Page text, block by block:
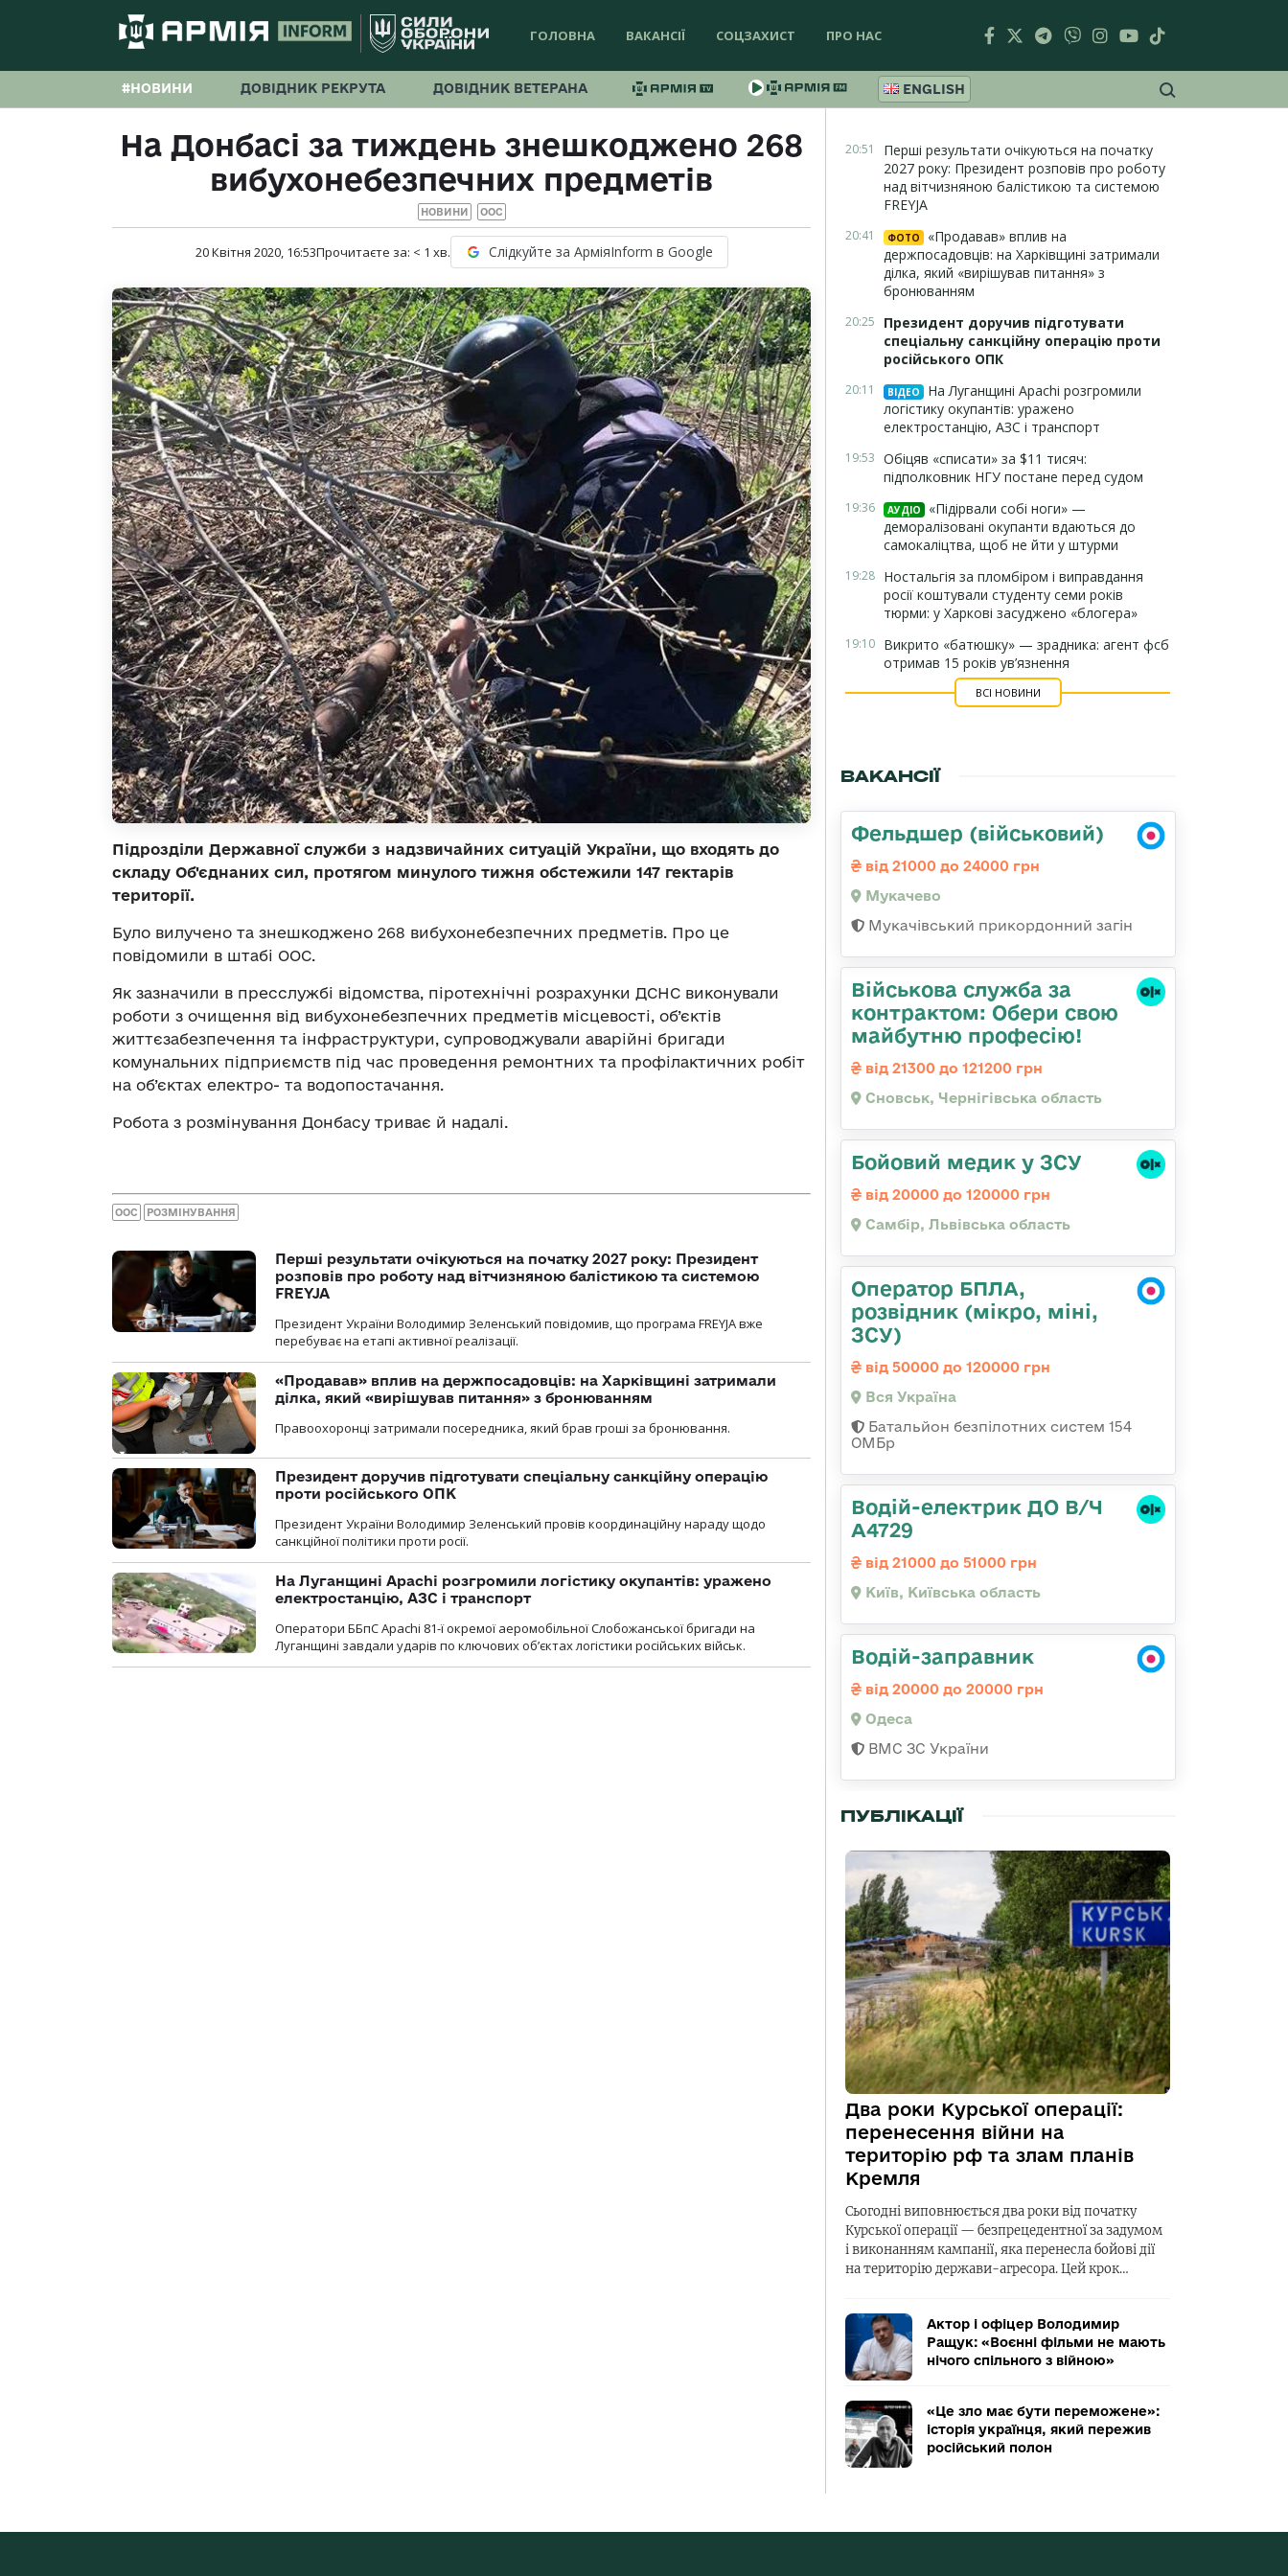
ГОЛОВНА ВАКАНСІЇ СОЦЗАХИСТ ПРО НАС
#НОВИНИ ДОВІДНИК РЕКРУТА ДОВІДНИК ВЕТЕРАНА ENGLISH
На Донбасі за тиждень знешкоджено 268
вибухонебезпечних предметів
НОВИНИ ООС
20 Квітня 2020, 16:53Прочитаєте за: < 1 хв. Слідкуйте за АрміяInform в Google
Підрозділи Державної служби з надзвичайних ситуацій України, що входять до
складу Об'єднаних сил, протягом минулого тижня обстежили 147 гектарів
території.
Було вилучено та знешкоджено 268 вибухонебезпечних предметів. Про це
повідомили в штабі ООС.
Як зазначили в пресслужбі відомства, піротехнічні розрахунки ДСНС виконували
роботи з очищення від вибухонебезпечних предметів місцевості, об’єктів
життєзабезпечення та інфраструктури, супроводжували аварійні бригади
комунальних підприємств під час проведення ремонтних та профілактичних робіт
на об’єктах електро- та водопостачання.
Робота з розмінування Донбасу триває й надалі.
ООС РОЗМІНУВАННЯ
Перші результати очікуються на початку 2027 року: Президент
розповів про роботу над вітчизняною балістикою та системою
FREYJA
Президент України Володимир Зеленський повідомив, що програма FREYJA вже
перебуває на етапі активної реалізації.
«Продавав» вплив на держпосадовців: на Харківщині затримали
ділка, який «вирішував питання» з бронюванням
Правоохоронці затримали посередника, який брав гроші за бронювання.
Президент доручив підготувати спеціальну санкційну операцію
проти російського ОПК
Президент України Володимир Зеленський провів координаційну нараду щодо
санкційної політики проти росії.
На Луганщині Apachi розгромили логістику окупантів: уражено
електростанцію, АЗС і транспорт
Оператори ББпС Apachi 81-ї окремої аеромобільної Слобожанської бригади на
Луганщині завдали ударів по ключових об’єктах логістики російських військ.
20:51
Перші результати очікуються на початку
2027 року: Президент розповів про роботу
над вітчизняною балістикою та системою
FREYJA
20:41 ФОТО
«Продавав» вплив на
держпосадовців: на Харківщині затримали
ділка, який «вирішував питання» з
бронюванням
20:25
Президент доручив підготувати
спеціальну санкційну операцію проти
російського ОПК
20:11 ВІДЕО
На Луганщині Apachi розгромили
логістику окупантів: уражено
електростанцію, АЗС і транспорт
19:53 Обіцяв «списати» за $11 тисяч:
підполковник НГУ постане перед судом
19:36 АУДІО
«Підірвали собі ноги» —
деморалізовані окупанти вдаються до
самокаліцтва, щоб не йти у штурми
19:28 Ностальгія за пломбіром і виправдання
росії коштували студенту семи років
тюрми: у Харкові засуджено «блогера»
19:10 Викрито «батюшку» — зрадника: агент фсб
отримав 15 років ув’язнення
ВСІ НОВИНИ
ВАКАНСІЇ
Фельдшер (військовий)
від 21000 до 24000 грн
Мукачево
Мукачівський прикордонний загін
Військова служба за
контрактом: Обери свою
майбутню професію!
від 21300 до 121200 грн
Сновськ, Чернігівська область
Бойовий медик у ЗСУ
від 20000 до 120000 грн
Самбір, Львівська область
Оператор БПЛА,
розвідник (мікро, міні,
ЗСУ)
від 50000 до 120000 грн
Вся Україна
Батальйон безпілотних систем 154
ОМБр
Водій-електрик ДО В/Ч
А4729
від 21000 до 51000 грн
Київ, Київська область
Водій-заправник
від 20000 до 20000 грн
Одеса
ВМС ЗС України
ПУБЛІКАЦІЇ
Два роки Курської операції:
перенесення війни на
територію рф та злам планів
Кремля
Сьогодні виповнюється два роки від початку
Курської операції — безпрецедентної за задумом
і виконанням кампанії, яка перенесла бойові дії
на територію держави-агресора. Цей крок…
Актор і офіцер Володимир
Ращук: «Воєнні фільми не мають
нічого спільного з війною»
«Це зло має бути переможене»:
історія українця, який пережив
російський полон